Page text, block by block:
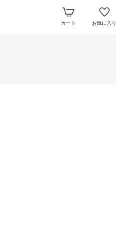
カート お気に入り